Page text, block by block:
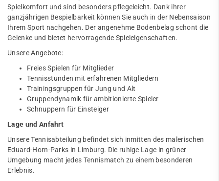
Spielkomfort und sind besonders pflegeleicht. Dank ihrer
ganzjährigen Bespielbarkeit können Sie auch in der Nebensaison
Ihrem Sport nachgehen. Der angenehme Bodenbelag schont die
Gelenke und bietet hervorragende Spieleigenschaften.
Unsere Angebote:
Freies Spielen für Mitglieder
Tennisstunden mit erfahrenen Mitgliedern
Trainingsgruppen für Jung und Alt
Gruppendynamik für ambitionierte Spieler
Schnuppern für Einsteiger
Lage und Anfahrt
Unsere Tennisabteilung befindet sich inmitten des malerischen
Eduard-Horn-Parks in Limburg. Die ruhige Lage in grüner
Umgebung macht jedes Tennismatch zu einem besonderen
Erlebnis.